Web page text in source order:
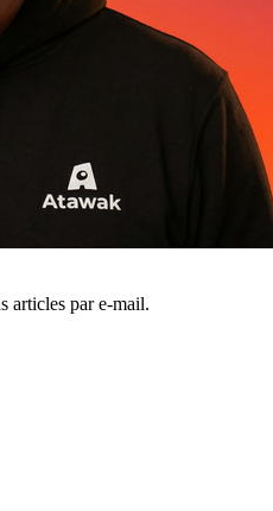
articles par e‑mail.